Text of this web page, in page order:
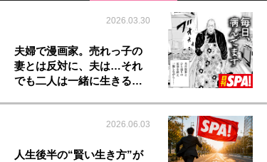
2026.03.30
夫婦で漫画家。売れっ子の
妻とは反対に、夫は…それ
でも二人は一緒に生きる…
2026.06.03
人生後半の“賢い生き方”が